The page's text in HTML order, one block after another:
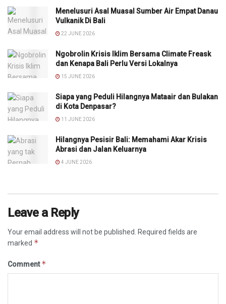
Menelusuri Asal Muasal Sumber Air Empat Danau
Vulkanik Di Bali
22 JUNE 2026
Ngobrolin Krisis Iklim Bersama Climate Freask
dan Kenapa Bali Perlu Versi Lokalnya
15 JUNE 2026
Siapa yang Peduli Hilangnya Mataair dan Bulakan
di Kota Denpasar?
11 JUNE 2026
Hilangnya Pesisir Bali: Memahami Akar Krisis
Abrasi dan Jalan Keluarnya
4 JUNE 2026
Leave a Reply
Your email address will not be published.
Required fields are
marked *
Comment*